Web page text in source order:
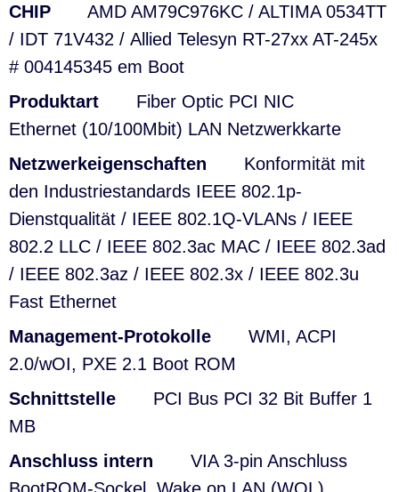
CHIP
AMD AM79C976KC / ALTIMA 0534TT
/ IDT 71V432 / Allied Telesyn RT-27xx AT-245x
# 004145345 em Boot
Produktart
Fiber Optic PCI NIC
Ethernet (10/100Mbit) LAN Netzwerkkarte
Netzwerkeigenschaften
Konformität mit
den Industriestandards IEEE 802.1p-
Dienstqualität / IEEE 802.1Q-VLANs / IEEE
802.2 LLC / IEEE 802.3ac MAC / IEEE 802.3ad
/ IEEE 802.3az / IEEE 802.3x / IEEE 802.3u
Fast Ethernet
Management-Protokolle
WMI, ACPI
2.0/wOI, PXE 2.1 Boot ROM
Schnittstelle
PCI Bus PCI 32 Bit Buffer 1
MB
Anschluss intern
VIA 3-pin Anschluss